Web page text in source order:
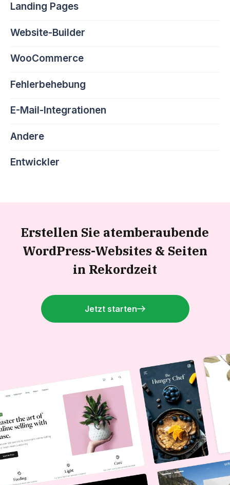
Landing Pages
Website-Builder
WooCommerce
Fehlerbehebung
E-Mail-Integrationen
Andere
Entwickler
Erstellen Sie atemberaubende
WordPress-Websites & Seiten
in Rekordzeit
Jetzt starten